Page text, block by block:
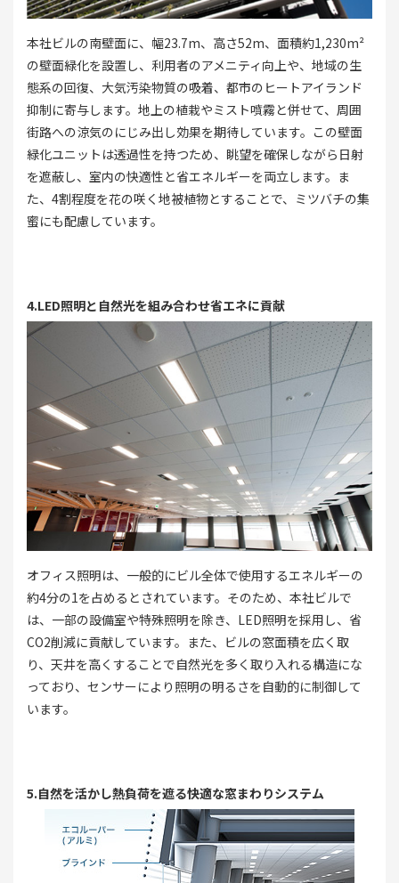
本社ビルの南壁面に、幅23.7m、高さ52m、面積約1,230m²
の壁面緑化を設置し、利用者のアメニティ向上や、地域の生
態系の回復、大気汚染物質の吸着、都市のヒートアイランド
抑制に寄与します。地上の植栽やミスト噴霧と併せて、周囲
街路への涼気のにじみ出し効果を期待しています。この壁面
緑化ユニットは透過性を持つため、眺望を確保しながら日射
を遮蔽し、室内の快適性と省エネルギーを両立します。ま
た、4割程度を花の咲く地被植物とすることで、ミツバチの集
蜜にも配慮しています。
4.LED照明と自然光を組み合わせ省エネに貢献
オフィス照明は、一般的にビル全体で使用するエネルギーの
約4分の1を占めるとされています。そのため、本社ビルで
は、一部の設備室や特殊照明を除き、LED照明を採用し、省
CO2削減に貢献しています。また、ビルの窓面積を広く取
り、天井を高くすることで自然光を多く取り入れる構造にな
っており、センサーにより照明の明るさを自動的に制御して
います。
5.自然を活かし熱負荷を遮る快適な窓まわりシステム